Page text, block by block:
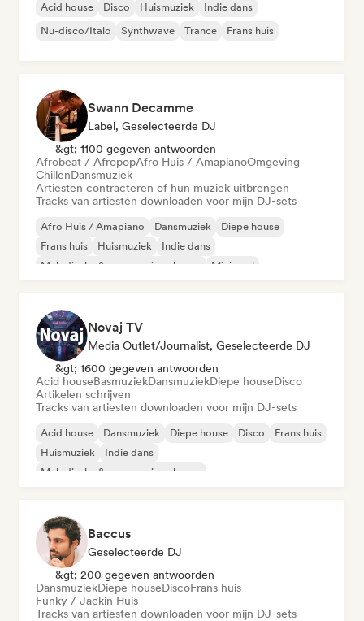
Acid house Disco Huismuziek
Indie dans
Nu-disco/Italo
Synthwave Trance Frans huis
Swann Decamme
Label, Geselecteerde DJ
&gt; 1100 gegeven antwoorden
Afrobeat / AfropopAfro Huis / AmapianoOmgeving
ChillenDansmuziek
Artiesten contracteren of hun muziek uitbrengen
Tracks van artiesten downloaden voor mijn DJ-sets
Afro Huis / Amapiano Dansmuziek
Diepe house
Frans huis
Huismuziek
Indie dans
Melodische & progressieve house
Minimaal
Novaj TV
Media Outlet/Journalist, Geselecteerde DJ
&gt; 1600 gegeven antwoorden
Acid houseBasmuziekDansmuziekDiepe houseDisco
Artikelen schrijven
Tracks van artiesten downloaden voor mijn DJ-sets
Acid house Dansmuziek Diepe house Disco
Frans huis
Huismuziek
Indie dans
Melodische & progressieve house
Baccus
Geselecteerde DJ
&gt; 200 gegeven antwoorden
DansmuziekDiepe houseDiscoFrans huis
Funky / Jackin Huis
Tracks van artiesten downloaden voor mijn DJ-sets